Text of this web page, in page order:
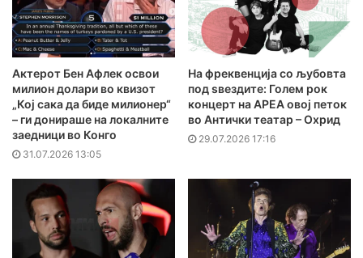
Актерот Бен Афлек освои
милион долари во квизот
„Кој сака да биде милионер“
– ги донираше на локалните
заедници во Конго
31.07.2026 13:05
На фреквенција со љубовта
под ѕвездите: Голем рок
концерт на АРЕА овој петок
во Антички театар – Охрид
29.07.2026 17:16